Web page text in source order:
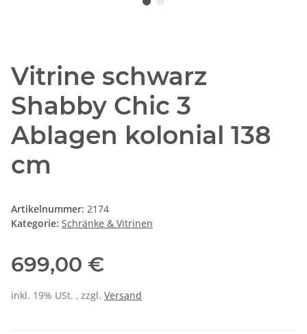
Vitrine schwarz
Shabby Chic 3
Ablagen kolonial 138
cm
Artikelnummer: 2174
Kategorie: Schränke & Vitrinen
699,00 €
inkl. 19% USt. , zzgl. Versand